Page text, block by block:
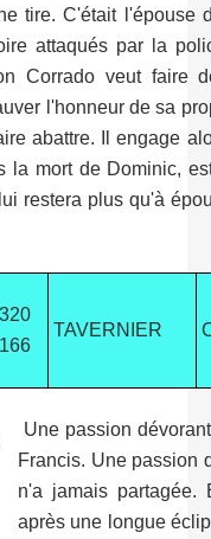
tire. C'était l'épouse
attaqués par la
Corrado veut faire
l'honneur de sa
abattre. Il engage
la mort de Dominic,
restera plus qu'à
320
166
TAVERNIER
Une passion
Francis. Une passion
n'a jamais
après une longue